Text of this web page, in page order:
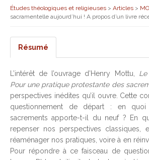
Études théologiques et religieuses > Articles >
sacramentelle aujourd’hui ! A propos d’un livre
Résumé
L’intérêt de l’ouvrage d’Henry Mottu,
Pour une pratique protestante des
perspectives inédites qu’il ouvre. Cette
questionnement de départ : en
sacrements apporte-t-il du neuf ? En
repenser nos perspectives classiques,
réaménager nos pratiques, voire à en
Pour répondre à ce faisceau de